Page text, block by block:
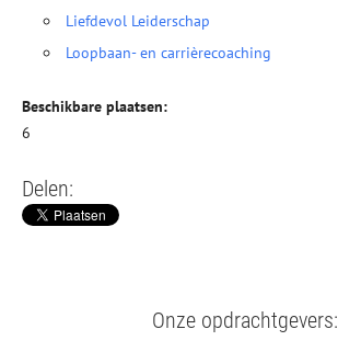
Liefdevol Leiderschap
Loopbaan- en carrièrecoaching
Beschikbare plaatsen:
6
Delen:
Onze opdrachtgevers: